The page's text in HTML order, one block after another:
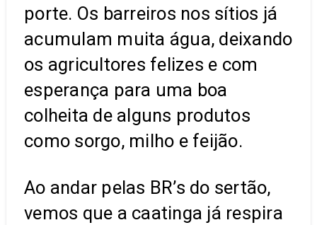
porte. Os barreiros nos sítios já
acumulam muita água, deixando
os agricultores felizes e com
esperança para uma boa
colheita de alguns produtos
como sorgo, milho e feijão.
Ao andar pelas BR’s do sertão,
vemos que a caatinga já respira